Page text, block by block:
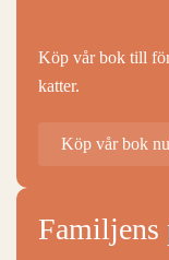
Köp vår bok till
katter.
Köp vår bok
Familjens